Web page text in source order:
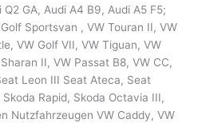
Q2 GA, Audi A4 B9, Audi A5 F5;
Sportsvan , VW Touran II, VW
VW Golf VII, VW Tiguan, VW
II, VW Passat B8, VW CC,
Leon III Seat Ateca, Seat
Rapid, Skoda Octavia III,
Nutzfahrzeugen VW Caddy, VW